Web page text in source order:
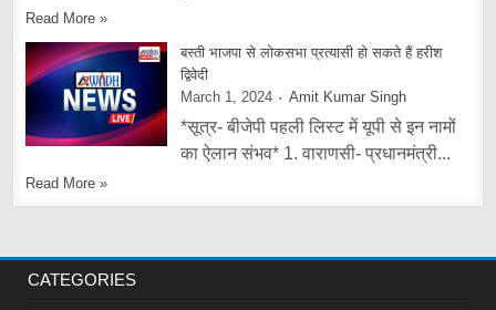
Read More »
बस्ती भाजपा से लोकसभा प्रत्यासी हो सकते हैं हरीश
द्विवेदी
March 1, 2024
Amit Kumar Singh
*सूत्र- बीजेपी पहली लिस्ट में यूपी से इन नामों
का ऐलान संभव* 1. वाराणसी- प्रधानमंत्री...
Read More »
CATEGORIES